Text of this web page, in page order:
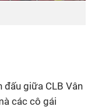
giữa CLB Vân
các cô gái